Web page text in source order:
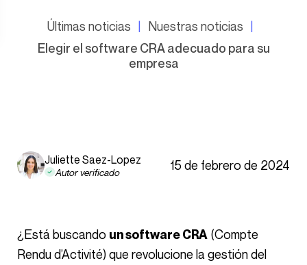
Últimas noticias
Nuestras noticias
Elegir el software CRA adecuado para su
empresa
Juliette Saez-Lopez
Autor verificado 15 de febrero de 2024
¿Está buscando un software CRA (Compte
Rendu d’Activité) que revolucione la gestión del